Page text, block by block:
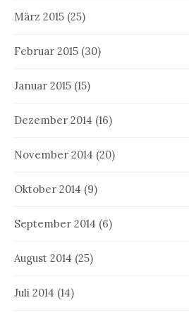
März 2015 (25)
Februar 2015 (30)
Januar 2015 (15)
Dezember 2014 (16)
November 2014 (20)
Oktober 2014 (9)
September 2014 (6)
August 2014 (25)
Juli 2014 (14)